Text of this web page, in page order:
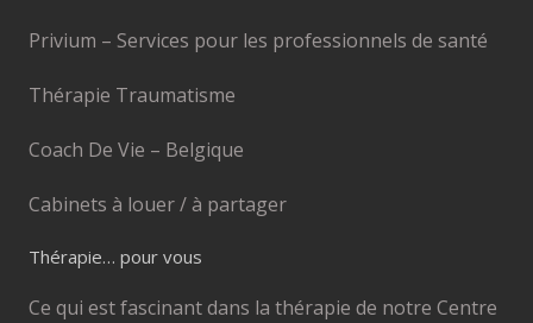
Privium – Services pour les professionnels de santé
Thérapie Traumatisme
Coach De Vie – Belgique
Cabinets à louer / à partager
Thérapie… pour vous
Ce qui est fascinant dans la thérapie de notre Centre